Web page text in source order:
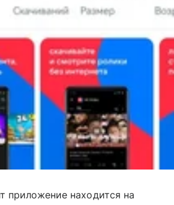
приложение находится на